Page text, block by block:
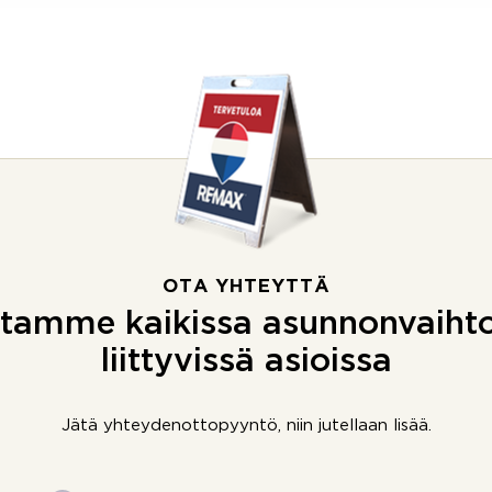
OTA YHTEYTTÄ
kaikissa
liittyvissä asioissa
Jätä yhteydenottopyyntö, niin jutellaan lisää.